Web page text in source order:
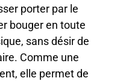
porter par le
bouger en toute
sans désir de
Comme une
elle permet de